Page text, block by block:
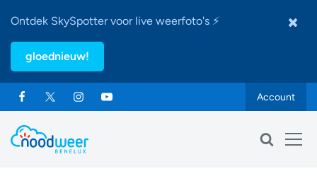
Ontdek SkySpotter voor live weerfoto's ⚡
gloednieuw!
Account